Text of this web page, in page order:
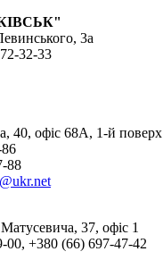
3а
32-33
40, офіс 68А, 1-й поверх
88
37, офіс 1
+380 (66) 697-47-42